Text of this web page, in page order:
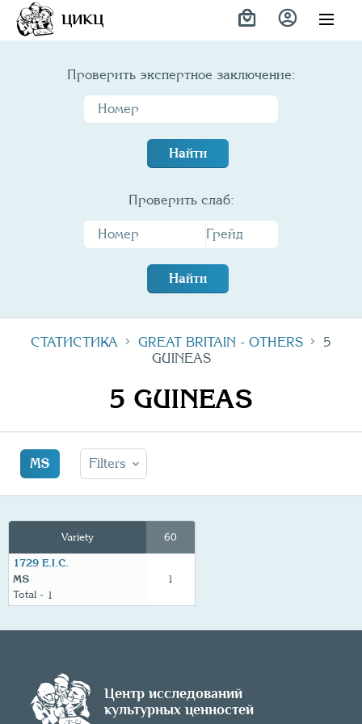
ЦИКЦ
Проверить экспертное заключение:
Найти
Проверить слаб:
Найти
СТАТИСТИКА GREAT BRITAIN - OTHERS
5
GUINEAS
5 GUINEAS
MS Filters
Variety
Variety
1729 E.I.C.
MS
1
60
1
Центр исследований
культурных ценностей